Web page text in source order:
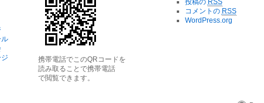
携帯電話でこのQRコードを
読み取ることで携帯電話
で閲覧できます。
投稿の RSS
コメントの RSS
WordPress.org